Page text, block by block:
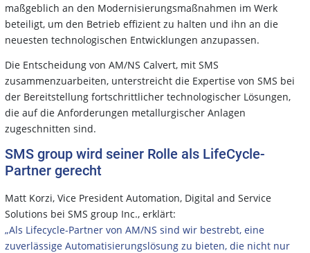
maßgeblich an den Modernisierungsmaßnahmen im Werk
beteiligt, um den Betrieb effizient zu halten und ihn an die
neuesten technologischen Entwicklungen anzupassen.
Die Entscheidung von AM/NS Calvert, mit SMS
zusammenzuarbeiten, unterstreicht die Expertise von SMS bei
der Bereitstellung fortschrittlicher technologischer Lösungen,
die auf die Anforderungen metallurgischer Anlagen
zugeschnitten sind.
SMS group wird seiner Rolle als LifeCycle-
Partner gerecht
Matt Korzi, Vice President Automation, Digital and Service
Solutions bei SMS group Inc., erklärt:
„Als Lifecycle-Partner von AM/NS sind wir bestrebt, eine
zuverlässige Automatisierungslösung zu bieten, die nicht nur